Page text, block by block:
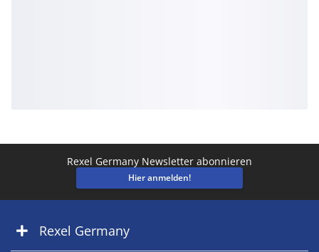
Rexel Germany Newsletter abonnieren
Hier anmelden!
Rexel Germany